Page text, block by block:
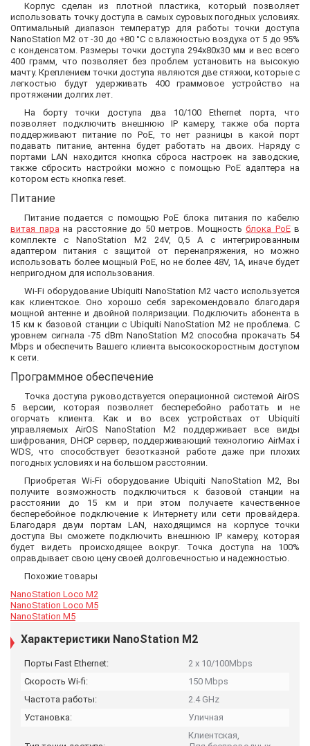
Корпус сделан из плотной пластика, который позволяет
использовать точку доступа в самых суровых погодных условиях.
Оптимальный диапазон температур для работы точки доступа
NanoStation M2 от -30 до +80 °C с влажностью воздуха от 5 до 95%
с конденсатом. Размеры точки доступа 294х80х30 мм и вес всего
400 грамм, что позволяет без проблем установить на высокую
мачту. Креплением точки доступа являются две стяжки, которые с
легкостью будут удерживать 400 граммовое устройство на
протяжении долгих лет.
На борту точки доступа два 10/100 Ethernet порта, что
позволяет подключить внешнюю IP камеру, также оба порта
поддерживают питание по PoE, то нет разницы в какой порт
подавать питание, антенна будет работать на двоих. Наряду с
портами LAN находится кнопка сброса настроек на заводские,
также сбросить настройки можно с помощью PoE адаптера на
котором есть кнопка reset.
Питание
Питание подается с помощью PoE блока питания по кабелю
витая пара на расстояние до 50 метров. Мощность блока PoEв
комплекте с NanoStation M2 24V, 0,5 А с интегрированным
адаптером питания с защитой от перенапряжения, но можно
использовать более мощный PoE, но не более 48V, 1А, иначе будет
непригодном для использования.
Wi-Fi оборудование Ubiquiti NanoStation M2 часто используется
как клиентское. Оно хорошо себя зарекомендовало благодаря
мощной антенне и двойной поляризации. Подключить абонента в
15 км к базовой станции с Ubiquiti NanoStation M2 не проблема. С
уровнем сигнала -75 dBm NanoStation M2 способна прокачать 54
Mbps и обеспечить Вашего клиента высокоскоростным доступом
к сети.
Программное обеспечение
Точка доступа руководствуется операционной системой AirOS
5 версии, которая позволяет бесперебойно работать и не
огорчать клиента. Как и во всех устройствах от Ubiquiti
управляемых AirOS NanoStation M2 поддерживает все виды
шифрования, DHCP сервер, поддерживающий технологию AirMax i
WDS, что способствует безотказной работе даже при плохих
погодных условиях и на большом расстоянии.
Приобретая Wi-Fi оборудование Ubiquiti NanoStation M2, Вы
получите возможность подключиться к базовой станции на
расстоянии до 15 км и при этом получаете качественное
бесперебойное подключение к Интернету или сети провайдера.
Благодаря двум портам LAN, находящимся на корпусе точки
доступа Вы сможете подключить внешнюю IP камеру, которая
будет видеть происходящее вокруг. Точка доступа на 100%
оправдывает свою цену своей долговечностью и надежностью.
Похожие товары
NanoStation Loco M2
NanoStation Loco M5
NanoStation M5
Характеристики NanoStation M2
Порты Fast Ethernet:
2 x 10/100Mbps
Скорость Wi-fi:
150 Mbps
Частота работы:
2.4 GHz
Установка:
Уличная
Клиентская,